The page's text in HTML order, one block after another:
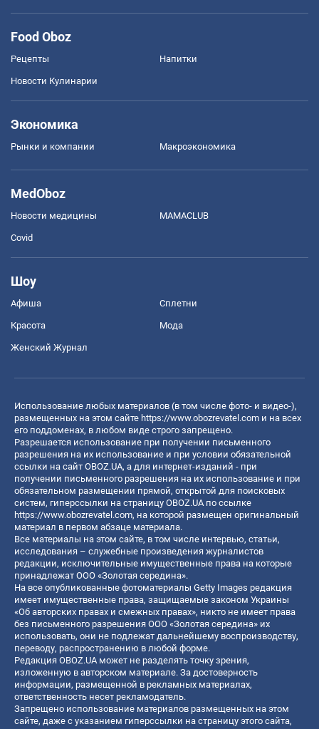
Food Oboz
Рецепты Напитки
Новости Кулинарии
Экономика
Рынки и компании Mакроэкономика
MedOboz
Новости медицины MAMACLUB
Covid
Шоу
Афиша Сплетни
Красота Мода
Женский Журнал
Использование любых материалов (в том числе фото- и видео-),
размещенных на этом сайте https://www.obozrevatel.com и на всех
его поддоменах, в любом виде строго запрещено.
Разрешается использование при получении письменного
разрешения на их использование и при условии обязательной
ссылки на сайт OBOZ.UA, а для интернет-изданий - при
получении письменного разрешения на их использование и при
обязательном размещении прямой, открытой для поисковых
систем, гиперссылки на страницу OBOZ.UA по ссылке
https://www.obozrevatel.com, на которой размещен оригинальный
материал в первом абзаце материала.
Все материалы на этом сайте, в том числе интервью, статьи,
исследования – служебные произведения журналистов
редакции, исключительные имущественные права на которые
принадлежат ООО «Золотая середина».
На все опубликованные фотоматериалы Getty Images редакция
имеет имущественные права, защищаемые законом Украины
«Об авторских правах и смежных правах», никто не имеет права
без письменного разрешения ООО «Золотая середина» их
использовать, они не подлежат дальнейшему воспроизводству,
переводу, распространению в любой форме.
Редакция OBOZ.UA может не разделять точку зрения,
изложенную в авторском материале. За достоверность
информации, размещенной в рекламных материалах,
ответственность несет рекламодатель.
Запрещено использование материалов размещенных на этом
сайте, даже с указанием гиперссылки на страницу этого сайта,